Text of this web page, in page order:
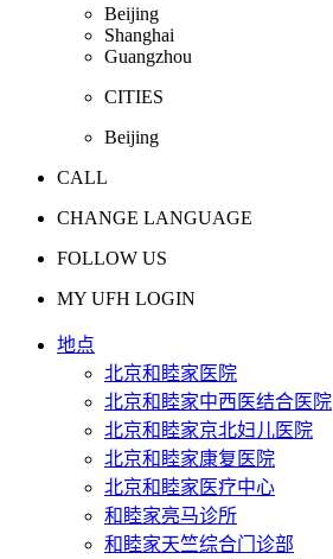
Beijing
Shanghai
Guangzhou
CITIES
Beijing
CALL
CHANGE LANGUAGE
FOLLOW US
MY UFH LOGIN
地点
北京和睦家医院
北京和睦家中西医结合医院
北京和睦家京北妇儿医院
北京和睦家康复医院
北京和睦家医疗中心
和睦家亮马诊所
和睦家天竺综合门诊部